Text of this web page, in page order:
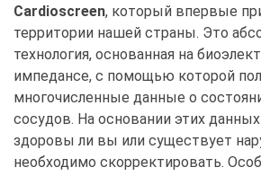
Cardioscreen, который впервые
территории нашей страны. Это
технология, основанная на
импедансе, с помощью которой
многочисленные данные о
сосудов. На основании этих
здоровы ли вы или существует
необходимо скорректировать.